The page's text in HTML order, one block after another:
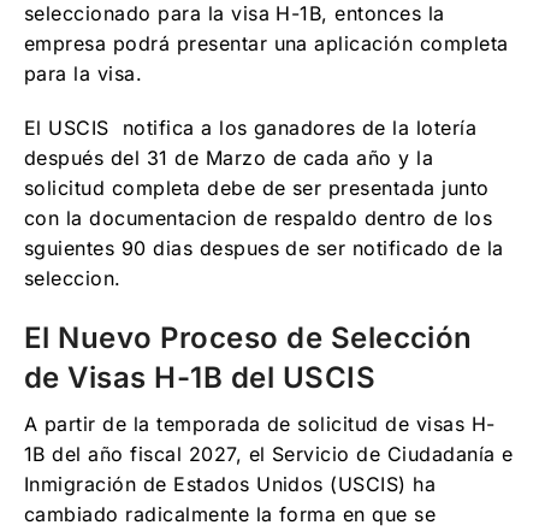
seleccionado para la visa H-1B, entonces la
empresa podrá presentar una aplicación completa
para la visa.
El USCIS notifica a los ganadores de la lotería
después del 31 de Marzo de cada año y la
solicitud completa debe de ser presentada junto
con la documentacion de respaldo dentro de los
sguientes 90 dias despues de ser notificado de la
seleccion.
El Nuevo Proceso de Selección
de Visas H-1B del USCIS
A partir de la temporada de solicitud de visas H-
1B del año fiscal 2027, el Servicio de Ciudadanía e
Inmigración de Estados Unidos (USCIS) ha
cambiado radicalmente la forma en que se